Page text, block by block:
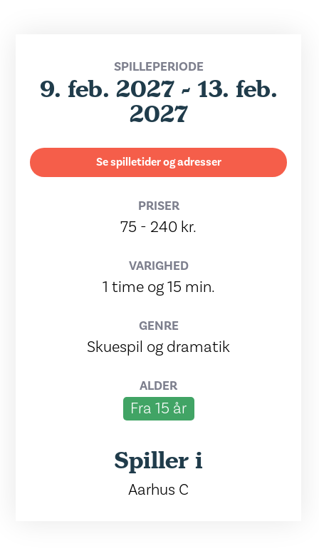
SPILLEPERIODE
9. feb. 2027 - 13. feb.
2027
Se spilletider og adresser
PRISER
75 - 240 kr.
VARIGHED
1 time og 15 min.
GENRE
Skuespil og dramatik
ALDER
Fra 15 år
Spiller i
Aarhus C